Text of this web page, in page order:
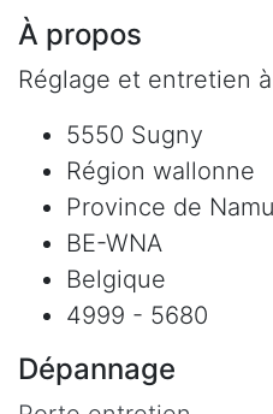
À propos
Réglage et entretien
5550 Sugny
Région wallonne
Province de
BE-WNA
Belgique
4999 - 5680
Dépannage